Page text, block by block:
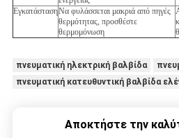
ΕγκατάστασηΝα φυλάσσεται μακριά από πηγές
θερμότητας, προσθέστε
θερμομόνωση
πνευματική ηλεκτρική βαλβίδα
πνευματική κατευθυντική βαλβίδα
Αποκτήστε την